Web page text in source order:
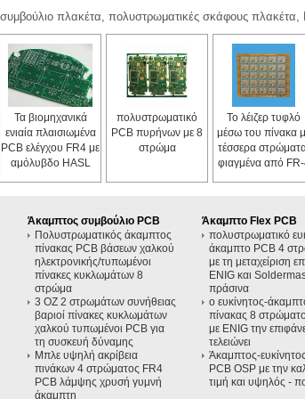
συμβούλιο πλακέτα, πολυστρωματικές σκάφους
Τα βιομηχανικά
ενιαία πλαισιωμένα
PCB ελέγχου FR4 με
αμόλυβδο HASL
πολυστρωματικό
PCB πυρήνων με 8
στρώμα
Το λέιζερ τυφλό
μέσω του πίνακα
τέσσερα
φιαγμένα από
Άκαμπτος συμβούλιο PCB
Πολυστρωματικός άκαμπτος
πίνακας PCB βάσεων χαλκού
ηλεκτρονικής/τυπωμένοι
πίνακες κυκλωμάτων 8
στρώμα
3 OZ 2 στρωμάτων συνήθειας
βαριοί πίνακες κυκλωμάτων
χαλκού τυπωμένοι PCB για
τη συσκευή δύναμης
Μπλε υψηλή ακρίβεια
πινάκων 4 στρώματος FR4
PCB λάμψης χρυσή γυμνή
άκαμπτη
Άκαμπτο Flex PCB
πολυστρωματικό
άκαμπτο PCB 4
με τη μεταχείριση
ENIG και
πράσινα
ο ευκίνητος-
πίνακας 8
με ENIG την
τελειώνει
Άκαμπτος-ευκίνητος
PCB OSP με την
τιμή και υψηλός -